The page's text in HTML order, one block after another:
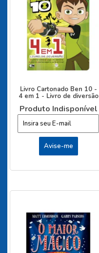
Livro Cartonado Ben 10 -
4 em 1 - Livro de diversão
Produto Indisponível